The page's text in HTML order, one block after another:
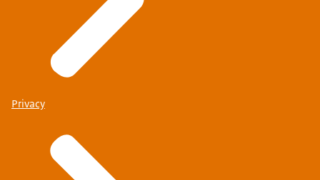
Privacy